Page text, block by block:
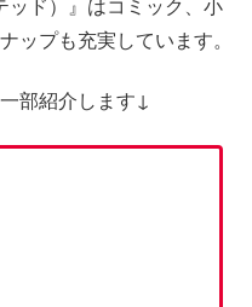
ップも充実しています。
部紹介します↓